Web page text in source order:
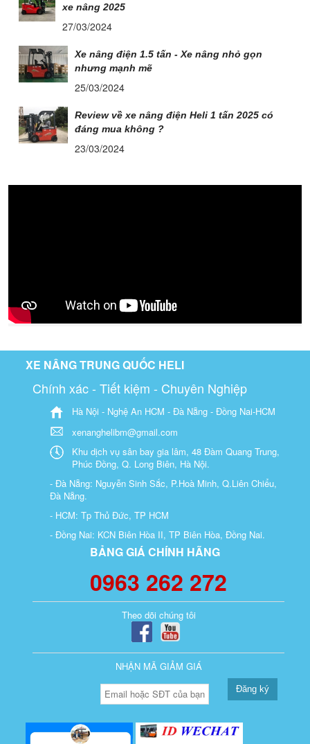
xe nâng 2025
27/03/2024
Xe nâng điện 1.5 tấn - Xe nâng nhỏ gọn
nhưng mạnh mẽ
25/03/2024
Review về xe nâng điện Heli 1 tấn 2025 có
đáng mua không ?
23/03/2024
XE NÂNG TRUNG QUỐC HELI
Chính xác - Tiết kiệm - Chuyên Nghiệp
Hà Nội - Nghệ An HCM - Đà Nẵng - Đồng Nai-HCM
xenanghelibm@gmail.com
Khu dịch vụ sân bay gia lâm, 48 Đàm Quang Trung,
Phúc Đồng, Q. Long Biên, Hà Nội.
- Đà Nẵng: Nguyễn Sinh Sắc, P.Hoà Minh, Q.Liên Chiểu,
Đà Nẵng.
- HCM: Tp Thủ Đức, TP HCM
- Đồng Nai: KCN Biên Hòa II, TP Biên Hòa, Đồng Nai.
BẢNG GIÁ CHÍNH HÃNG
0963 262 272
Theo dõi chúng tôi
NHẬN MÃ GIẢM GIÁ
Đăng ký